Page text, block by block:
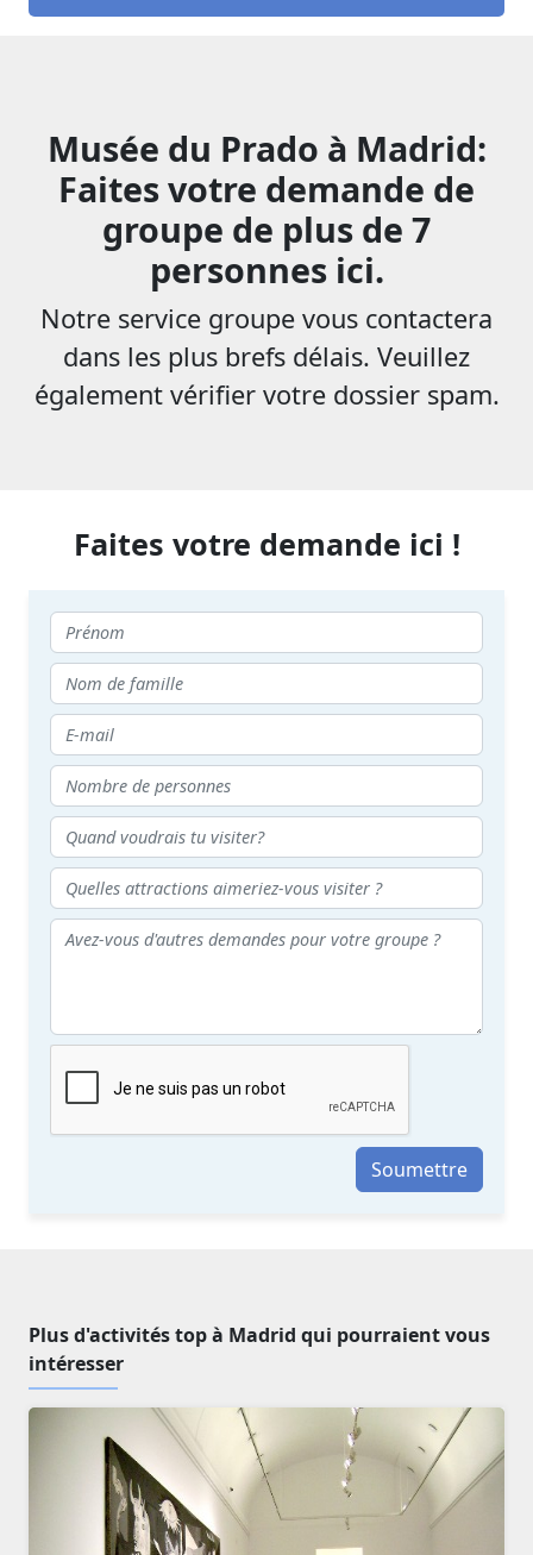
Musée du Prado à Madrid:
Faites votre demande de
groupe de plus de 7
personnes ici.
Notre service groupe vous contactera
dans les plus brefs délais. Veuillez
également vérifier votre dossier spam.
Faites votre demande ici !
Soumettre
Plus d'activités top à Madrid qui pourraient vous
intéresser